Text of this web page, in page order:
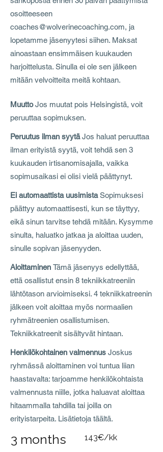
osoitteeseen
coaches@wolverinecoaching.com, ja
lopetamme jäsenyytesi siihen. Maksat
ainoastaan ensimmäisen kuukauden
harjoittelusta. Sinulla ei ole sen jälkeen
mitään velvoitteita meitä kohtaan.
MuuttoJos muutat pois Helsingistä, voit
peruuttaa sopimuksen.
Peruutus ilman syytäJos haluat peruuttaa
ilman erityistä syytä, voit tehdä sen 3
kuukauden irtisanomisajalla, vaikka
sopimusaikasi ei olisi vielä päättynyt.
Ei automaattista uusimistaSopimuksesi
päättyy automaattisesti, kun se täyttyy,
eikä sinun tarvitse tehdä mitään. Kysymme
sinulta, haluatko jatkaa ja aloittaa uuden,
sinulle sopivan jäsenyyden.
Aloittaminen Tämä jäsenyys edellyttää,
että osallistut ensin 8 tekniikkatreeniin
lähtötason arvioimiseksi. 4 tekniikkatreenin
jälkeen voit aloittaa myös normaalien
ryhmätreenien osallistumisen.
Tekniikkatreenit sisältyvät hintaan.
Henkilökohtainen valmennus Joskus
ryhmässä aloittaminen voi tuntua liian
haastavalta: tarjoamme henkilökohtaista
valmennusta niille, jotka haluavat aloittaa
hitaammalla tahdilla tai joilla on
erityistarpeita. Lisätietoja täältä.
3 months 143€/kk